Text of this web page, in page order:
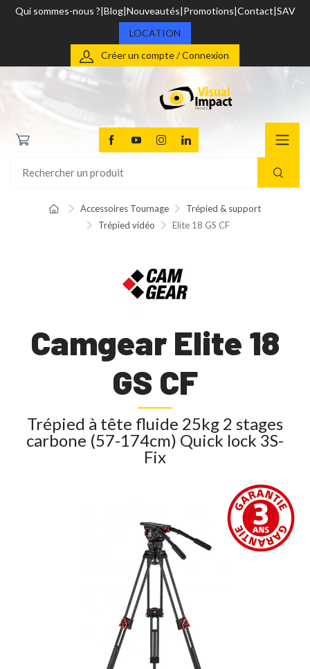
Qui sommes-nous ? Blog Nouveautés Promotions Contact SAV
LOCATION
Créer un compte / Connexion
Accessoires Tournage
Trépied & support
Trépied vidéo
Elite 18 GS CF
Camgear Elite 18
GS CF
Trépied à tête fluide 25kg 2 stages
carbone (57-174cm) Quick lock 3S-
Fix